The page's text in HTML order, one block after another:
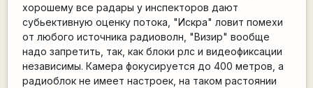
хорошему все радары у инспекторов дают
субьективную оценку потока, "Искра" ловит помехи
от любого источника радиоволн, "Визир" вообще
надо запретить, так, как блоки рлс и видеофиксации
независимы. Камера фокусируется до 400 метров, а
радиоблок не имеет настроек, на таком растоянии